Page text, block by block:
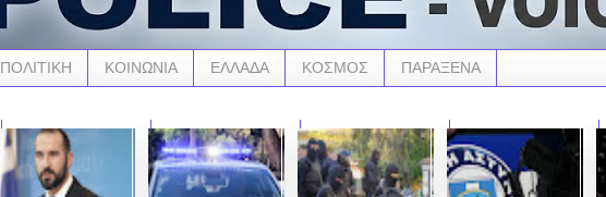
ΠΟΛΙΤΙΚΗ ΚΟΙΝΩΝΙΑ ΕΛΛΑΔΑ ΚΟΣΜΟΣ ΠΑΡΑΞΕΝΑ